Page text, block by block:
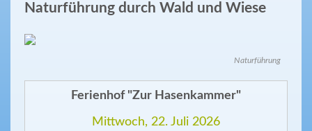
Naturführung durch Wald und Wiese
Naturführung
Ferienhof "Zur Hasenkammer"
Mittwoch, 22. Juli 2026